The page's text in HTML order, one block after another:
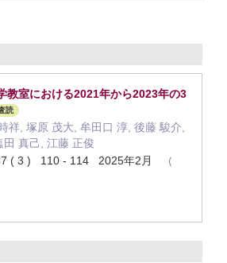
教室における2021年から2023年の3
読
祥, 塚原 茂大, 牟田口 淳, 後藤 駿介,
田 真己, 江藤 正俊
( 3 ) 110 - 114 2025年2月
（